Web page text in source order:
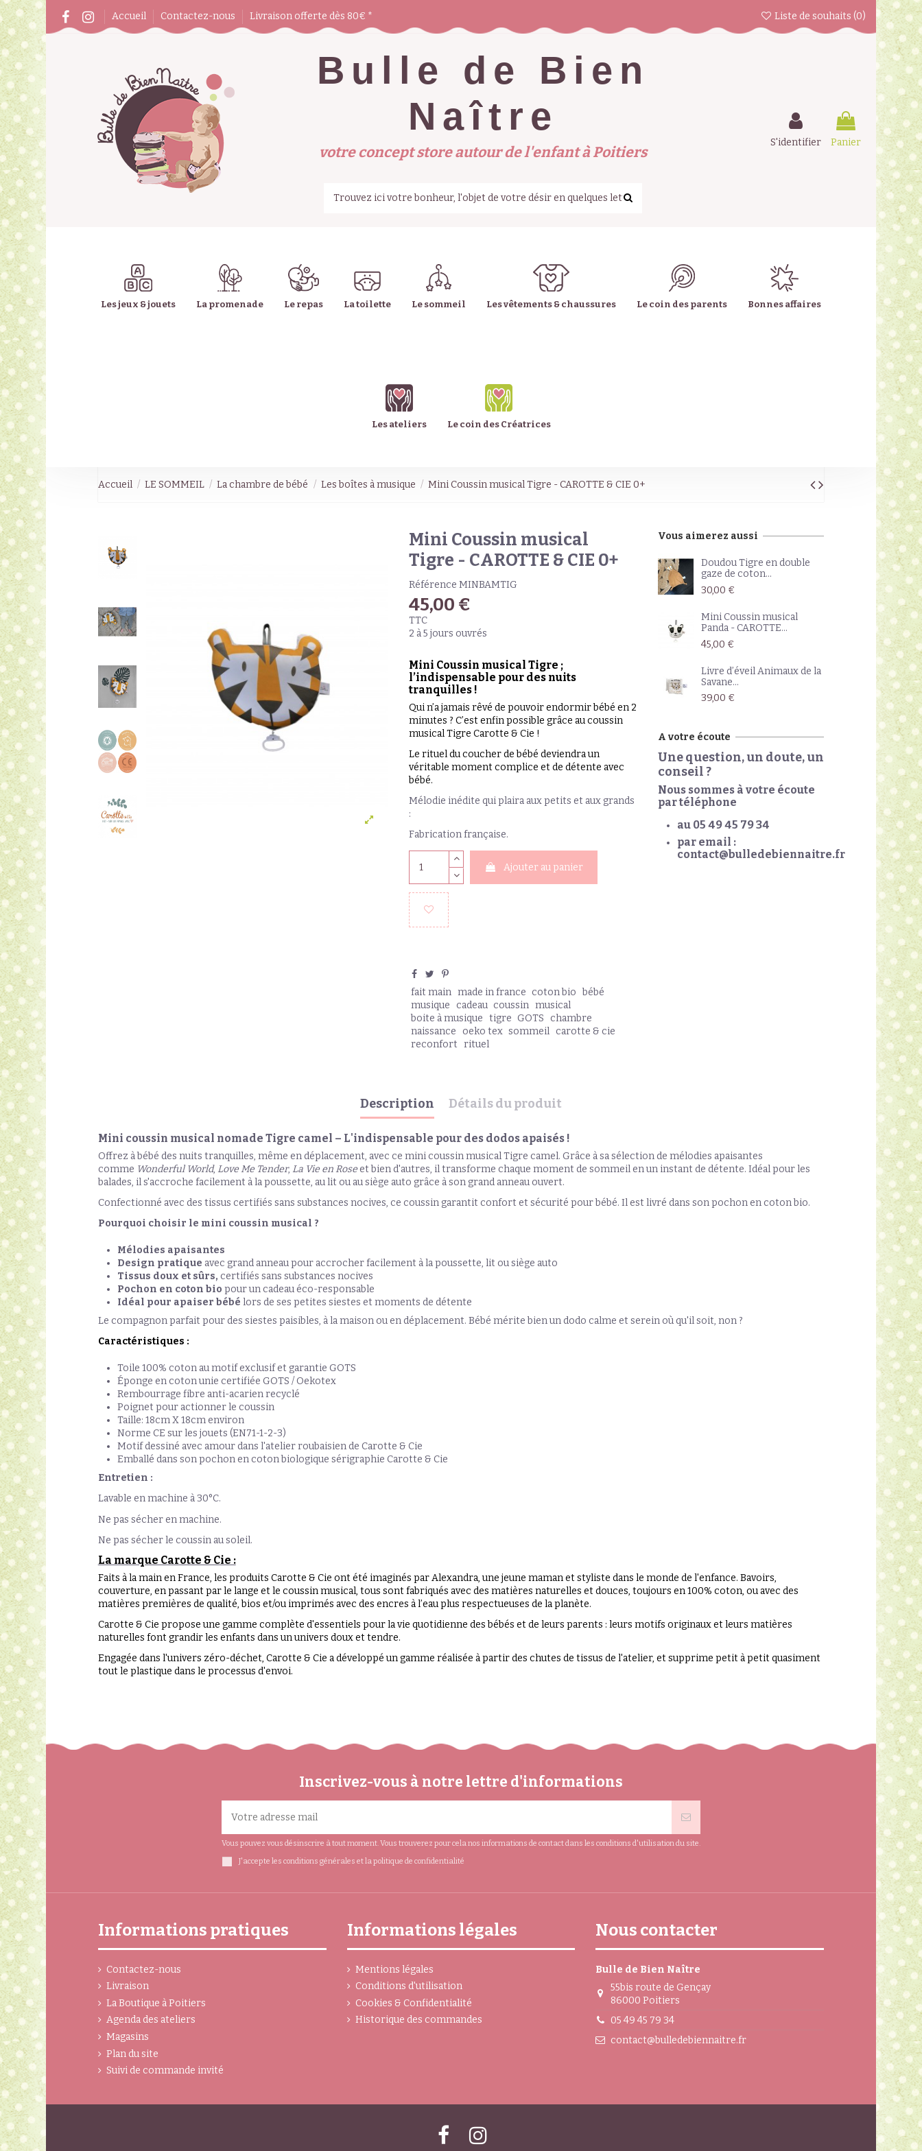
Accueil Contactez-nous Livraison offerte dès 80€ * Liste de souhaits (0)
Bulle de Bien
Naître
votre concept store autour de l'enfant à Poitiers
S'identifier Panier
Les jeux & jouets La promenade Le repas La toilette Le sommeil Les vêtements & chaussures Le coin des parents Bonnes affaires
Les ateliers Le coin des Créatrices
Accueil LE SOMMEIL La chambre de bébé Les boîtes à musique Mini Coussin musical Tigre - CAROTTE & CIE 0+
Mini Coussin musical
Tigre - CAROTTE & CIE 0+
Référence MINBAMTIG
45,00 €
TTC
2 à 5 jours ouvrés
Mini Coussin musical Tigre ;
l’indispensable pour des nuits
tranquilles !
Qui n’a jamais rêvé de pouvoir endormir bébé en 2
minutes ? C’est enfin possible grâce au coussin
musical Tigre Carotte & Cie !
Le rituel du coucher de bébé deviendra un
véritable moment complice et de détente avec
bébé.
Mélodie inédite qui plaira aux petits et aux grands
:
Fabrication française.
Ajouter au panier
fait main made in france coton bio bébé
musique
cadeau coussin musical
boite à musique tigre GOTS
chambre
naissance
oeko tex sommeil carotte & cie
reconfort rituel
Vous aimerez aussi
Doudou Tigre en double
gaze de coton...
30,00 €
Mini Coussin musical
Panda - CAROTTE...
45,00 €
Livre d’éveil Animaux de la
Savane...
39,00 €
A votre écoute
Une question, un doute, un
conseil ?
Nous sommes à votre écoute
par téléphone
au 05 49 45 79 34
par email :
contact@bulledebiennaitre.fr
Description Détails du produit
Mini coussin musical nomade Tigre camel – L'indispensable pour des dodos apaisés !
Offrez à bébé des nuits tranquilles, même en déplacement, avec ce mini coussin musical Tigre camel. Grâce à sa sélection de mélodies apaisantes
comme Wonderful World, Love Me Tender, La Vie en Roseet bien d'autres, il transforme chaque moment de sommeil en un instant de détente. Idéal pour les
balades, il s'accroche facilement à la poussette, au lit ou au siège auto grâce à son grand anneau ouvert.
Confectionné avec des tissus certifiés sans substances nocives, ce coussin garantit confort et sécurité pour bébé. Il est livré dans son pochon en coton bio.
Pourquoi choisir le mini coussin musical ?
Mélodies apaisantes
Design pratique avec grand anneau pour accrocher facilement à la poussette, lit ou siège auto
Tissus doux et sûrs, certifiés sans substances nocives
Pochon en coton bio pour un cadeau éco-responsable
Idéal pour apaiser bébé lors de ses petites siestes et moments de détente
Le compagnon parfait pour des siestes paisibles, à la maison ou en déplacement. Bébé mérite bien un dodo calme et serein où qu'il soit, non ?
Caractéristiques :
Toile 100% coton au motif exclusif et garantie GOTS
Éponge en coton unie certifiée GOTS / Oekotex
Rembourrage fibre anti-acarien recyclé
Poignet pour actionner le coussin
Taille: 18cm X 18cm environ
Norme CE sur les jouets (EN71-1-2-3)
Motif dessiné avec amour dans l'atelier roubaisien de Carotte & Cie
Emballé dans son pochon en coton biologique sérigraphie Carotte & Cie
Entretien :
Lavable en machine à 30°C.
Ne pas sécher en machine.
Ne pas sécher le coussin au soleil.
La marque Carotte & Cie :
Faits à la main en France, les produits Carotte & Cie ont été imaginés par Alexandra, une jeune maman et styliste dans le monde de l'enfance. Bavoirs,
couverture, en passant par le lange et le coussin musical, tous sont fabriqués avec des matières naturelles et douces, toujours en 100% coton, ou avec des
matières premières de qualité, bios et/ou imprimés avec des encres à l’eau plus respectueuses de la planète.
Carotte & Cie propose une gamme complète d'essentiels pour la vie quotidienne des bébés et de leurs parents : leurs motifs originaux et leurs matières
naturelles font grandir les enfants dans un univers doux et tendre.
Engagée dans l'univers zéro-déchet, Carotte & Cie a développé un gamme réalisée à partir des chutes de tissus de l'atelier, et supprime petit à petit quasiment
tout le plastique dans le processus d'envoi.
Inscrivez-vous à notre lettre d'informations
Vous pouvez vous désinscrire à tout moment. Vous trouverez pour cela nos informations de contact dans les conditions d'utilisation du site.
J'accepte les conditions générales et la politique de confidentialité
Informations pratiques
Contactez-nous
Livraison
La Boutique à Poitiers
Agenda des ateliers
Magasins
Plan du site
Suivi de commande invité
Informations légales
Mentions légales
Conditions d'utilisation
Cookies & Confidentialité
Historique des commandes
Nous contacter
Bulle de Bien Naître
55bis route de Gençay
86000 Poitiers
05 49 45 79 34
contact@bulledebiennaitre.fr